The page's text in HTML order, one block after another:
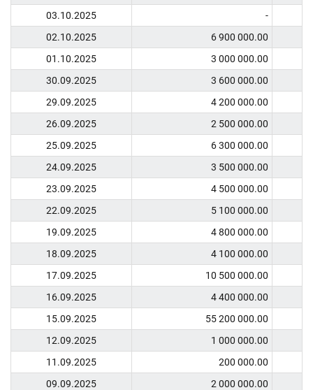
03.10.2025
-
02.10.2025
6 900 000.00
01.10.2025
3 000 000.00
30.09.2025
3 600 000.00
29.09.2025
4 200 000.00
26.09.2025
2 500 000.00
25.09.2025
6 300 000.00
24.09.2025
3 500 000.00
23.09.2025
4 500 000.00
22.09.2025
5 100 000.00
19.09.2025
4 800 000.00
18.09.2025
4 100 000.00
17.09.2025
10 500 000.00
16.09.2025
4 400 000.00
15.09.2025
55 200 000.00
12.09.2025
1 000 000.00
11.09.2025
200 000.00
09.09.2025
2 000 000.00